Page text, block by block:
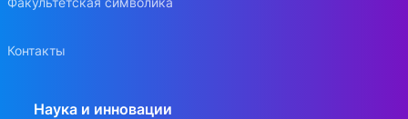
Контакты
Наука и инновации